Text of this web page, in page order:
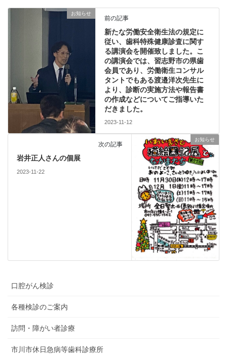
お知らせ
前の記事
新たな労働安全衛生法の規定に
従い、歯科特殊健康診査に関す
る講演会を開催致しました。こ
の講演会では、習志野市の県歯
会員であり、労働衛生コンサル
タントでもある渡邉洋次先生に
より、診断の実施方法や報告書
の作成などについてご指導いた
だきました。
2023-11-12
お知らせ
次の記事
岩井正人さんの個展
2023-11-22
口腔がん検診
各種検診のご案内
訪問・障がい者診療
市川市休日急病等歯科診療所